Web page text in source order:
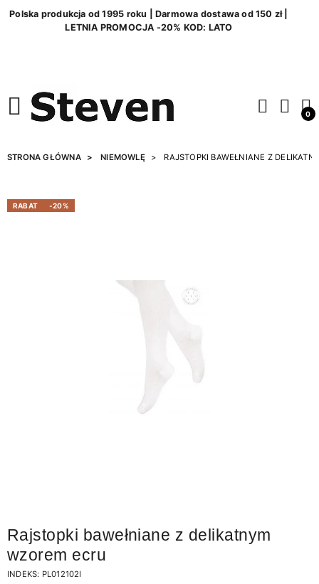
Polska produkcja od 1995 roku | Darmowa dostawa od 150 zł |
LETNIA PROMOCJA -20% KOD: LATO
0
STRONA GŁÓWNA NIEMOWLĘ RAJSTOPKI BAWEŁNIANE Z
RABAT -20%
Rajstopki bawełniane z delikatnym
wzorem ecru
INDEKS: PL012102I